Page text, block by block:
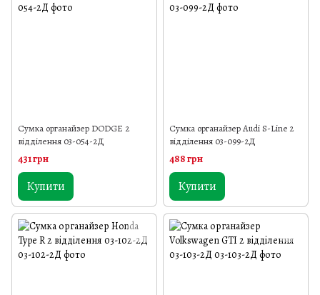
Сумка органайзер DODGE 2
відділення 03-054-2Д
431 грн
Купити
Сумка органайзер Audi S-Line 2
відділення 03-099-2Д
488 грн
Купити